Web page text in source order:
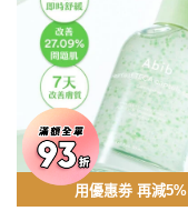
用優惠劵 再減5%